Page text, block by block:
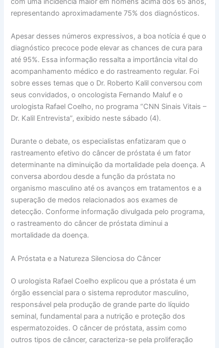
representando aproximadamente 75% dos diagnósticos.
Apesar desses números expressivos, a boa notícia é que o
diagnóstico precoce pode elevar as chances de cura para
até 95%. Essa informação ressalta a importância vital do
acompanhamento médico e do rastreamento regular. Foi
sobre esses temas que o Dr. Roberto Kalil conversou com
seus convidados, o oncologista Fernando Maluf e o
urologista Rafael Coelho, no programa “CNN Sinais Vitais –
Dr. Kalil Entrevista”, exibido neste sábado (4).
Durante o debate, os especialistas enfatizaram que o
rastreamento efetivo do câncer de próstata é um fator
determinante na diminuição da mortalidade pela doença. A
conversa abordou desde a função da próstata no
organismo masculino até os avanços em tratamentos e a
superação de medos relacionados aos exames de
detecção. Conforme informação divulgada pelo programa,
o rastreamento do câncer de próstata diminui a
mortalidade da doença.
A Próstata e a Natureza Silenciosa do Câncer
O urologista Rafael Coelho explicou que a próstata é um
órgão essencial para o sistema reprodutor masculino,
responsável pela produção de grande parte do líquido
seminal, fundamental para a nutrição e proteção dos
espermatozoides. O câncer de próstata, assim como
outros tipos de câncer, caracteriza-se pela proliferação